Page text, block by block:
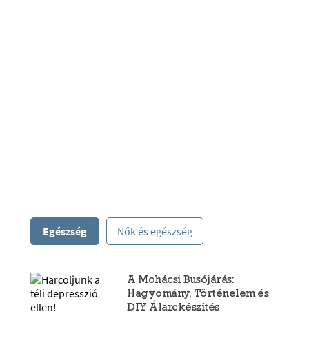
Egészség Nők és egészség
A Mohácsi Busójárás:
Hagyomány, Történelem és
DIY Álarckészítés